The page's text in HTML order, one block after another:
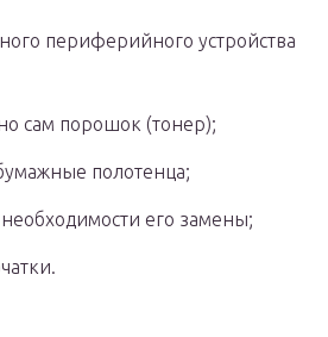
периферийного устройства
сам порошок (тонер);
полотенца;
его замены;